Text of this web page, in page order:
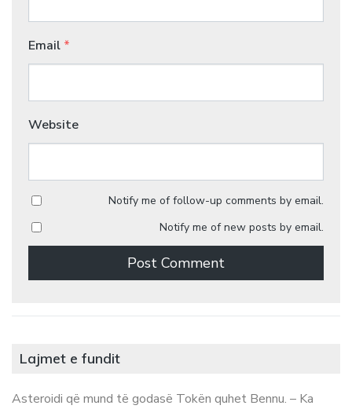
Email *
Website
Notify me of follow-up comments by email.
Notify me of new posts by email.
Lajmet e fundit
Asteroidi që mund të godasë Tokën quhet Bennu. – Ka